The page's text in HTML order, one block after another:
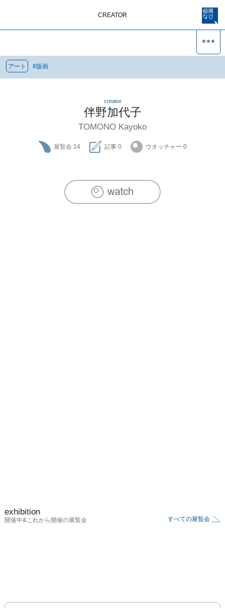
CREATOR
アート #版画
creator
伴野加代子
TOMONO Kayoko
展覧会 14 記事 0 ウオッチャー 0
exhibition
開催中&これから開催の展覧会 すべての展覧会